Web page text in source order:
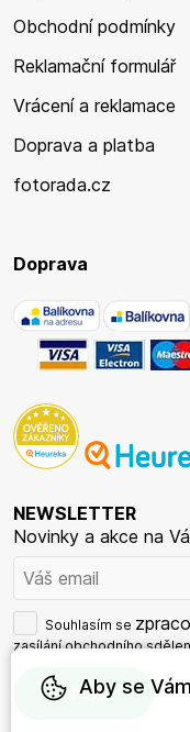
Obchodní podmínky
Reklamační formulář
Vrácení a reklamace
Doprava a platba
fotorada.cz
Doprava
NEWSLETTER
Novinky a akce na
Souhlasím se
zasílání obchodního
Aby se